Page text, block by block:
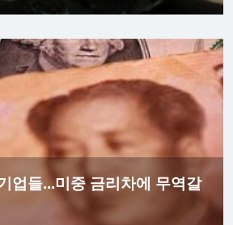
업들...미중 금리차에 무역갈